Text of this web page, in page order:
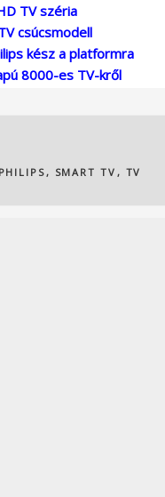
TV széria
csúcsmodell
kész a platformra
8000-es TV-kről
PHILIPS, SMART TV , TV